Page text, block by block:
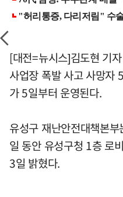
[대전=뉴시스]김도현 기
사업장 폭발 사고 사망자
가 5일부터 운영된다.
유성구 재난안전대책본
일 동안 유성구청 1층 로
3일 밝혔다.